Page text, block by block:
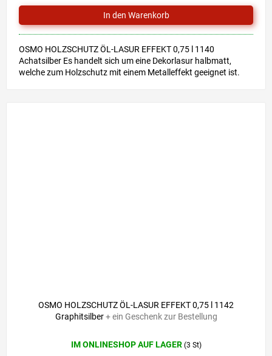
OSMO HOLZSCHUTZ ÖL-LASUR EFFEKT 0,75 l 1140
Achatsilber Es handelt sich um eine Dekorlasur halbmatt,
welche zum Holzschutz mit einem Metalleffekt geeignet ist.
OSMO HOLZSCHUTZ ÖL-LASUR EFFEKT 0,75 l 1142
Graphitsilber+ ein Geschenk zur Bestellung
IM ONLINESHOP AUF LAGER (3 St)